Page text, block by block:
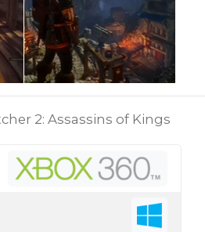
2: Assassins of Kings